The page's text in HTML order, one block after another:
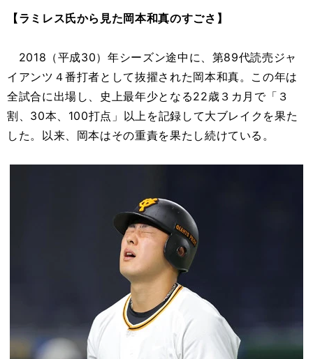
【ラミレス氏から見た岡本和真のすごさ】
2018（平成30）年シーズン途中に、第89代読売ジャ
イアンツ４番打者として抜擢された岡本和真。この年は
全試合に出場し、史上最年少となる22歳３カ月で「３
割、30本、100打点」以上を記録して大ブレイクを果た
した。以来、岡本はその重責を果たし続けている。